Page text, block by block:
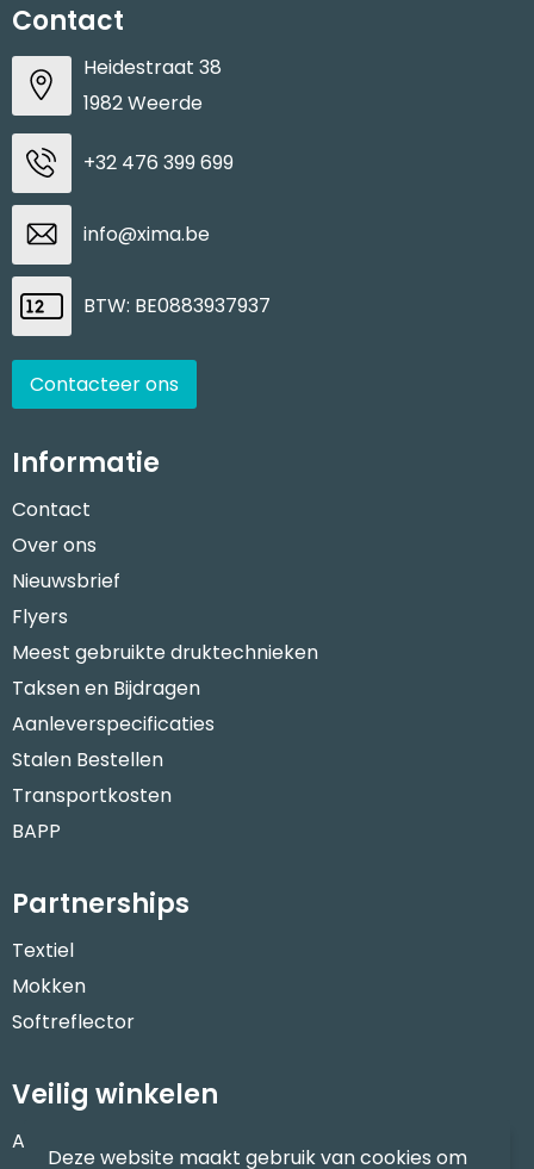
Contact
Heidestraat 38
1982 Weerde
+32 476 399 699
info@xima.be
BTW: BE0883937937
Contacteer ons
Informatie
Contact
Over ons
Nieuwsbrief
Flyers
Meest gebruikte druktechnieken
Taksen en Bijdragen
Aanleverspecificaties
Stalen Bestellen
Transportkosten
BAPP
Partnerships
Textiel
Mokken
Softreflector
Veilig winkelen
Algemene voorwaarden
Deze website maakt gebruik van cookies om